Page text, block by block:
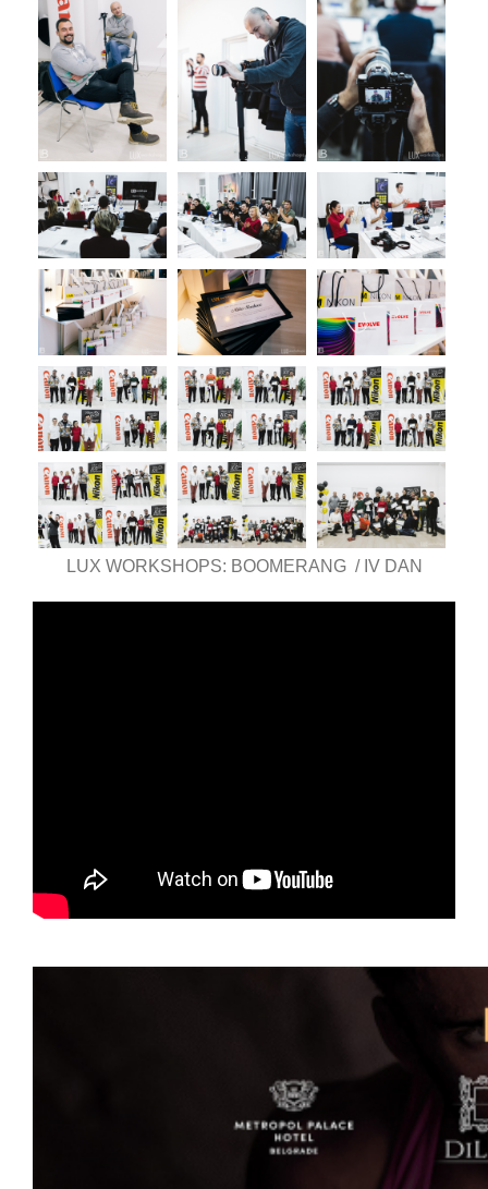
LUX WORKSHOPS: BOOMERANG / IV DAN